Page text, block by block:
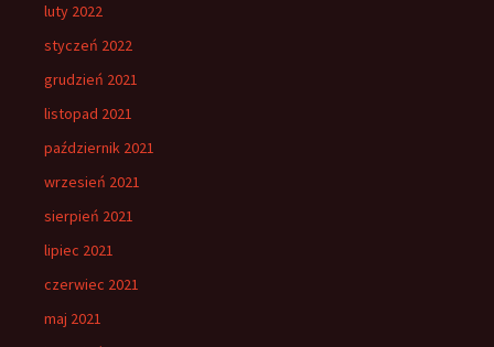
luty 2022
styczeń 2022
grudzień 2021
listopad 2021
październik 2021
wrzesień 2021
sierpień 2021
lipiec 2021
czerwiec 2021
maj 2021